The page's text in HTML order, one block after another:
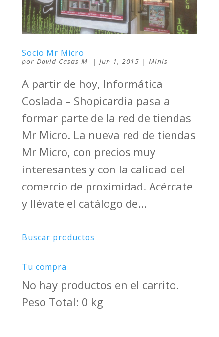
Socio Mr Micro
por David Casas M. | Jun 1, 2015 | Minis
A partir de hoy, Informática
Coslada – Shopicardia pasa a
formar parte de la red de tiendas
Mr Micro. La nueva red de tiendas
Mr Micro, con precios muy
interesantes y con la calidad del
comercio de proximidad. Acércate
y llévate el catálogo de...
Buscar productos
Tu compra
No hay productos en el carrito.
Peso Total: 0 kg